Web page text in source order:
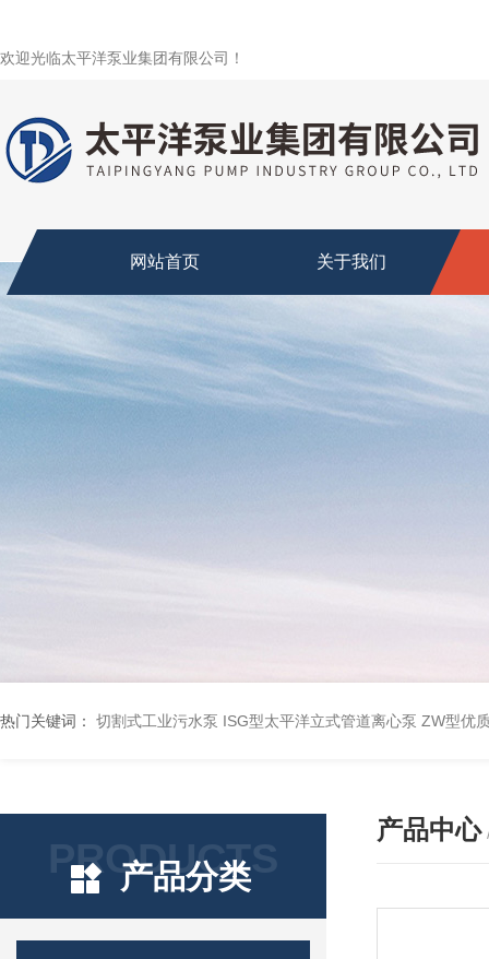
欢迎光临太平洋泵业集团有限公司！
网站首页 关于我们
热门关键词： 切割式工业污水泵 ISG型太平洋立式管道离心泵 ZW型优
PRODUCTS
产品分类
产品中心